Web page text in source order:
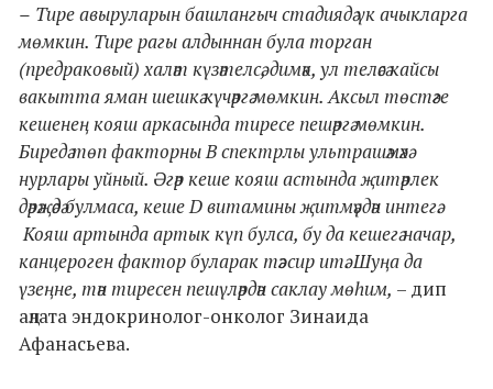
– Тире авыруларын башлангыч стадиядә үк ачыкларга
мөмкин. Тире рагы алдыннан була торган
(предраковый) халәт күзәтелсә, димәк, ул теләсә кайсы
вакытта яман шешкә күчәргә мөмкин. Аксыл төстәге
кешенең кояш аркасында тиресе пешәргә мөмкин.
Биредә төп факторны В спектрлы ультрашәмәхә
нурлары уйный. Әгәр кеше кояш астында җитәрлек
дәрәҗәдә булмаса, кеше D витамины җитмәүдән интегә.
Кояш артында артык күп булса, бу да кешегә начар,
канцероген фактор буларак тәэсир итә. Шуңа да
үзеңне, тән тиресен пешүләрдән саклау мөһим, – дип
аңлата эндокринолог-онколог Зинаида
Афанасьева.